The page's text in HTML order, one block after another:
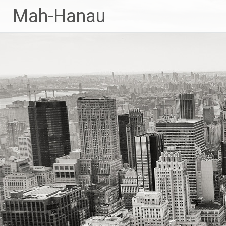
Inhalt
springen
Mah-Hanau